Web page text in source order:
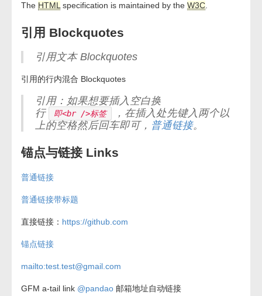
The HTMLspecification is maintained by the W3C.
引用 Blockquotes
引用文本 Blockquotes
引用的行内混合 Blockquotes
引用：如果想要插入空白换
行
即<br />标签
，在插入处先键入两个以
上的空格然后回车即可， 普通链接。
锚点与链接 Links
普通链接
普通链接带标题
直接链接： https://github.com
锚点链接
mailto:test.test@gmail.com
GFM a-tail link @pandao 邮箱地址自动链接